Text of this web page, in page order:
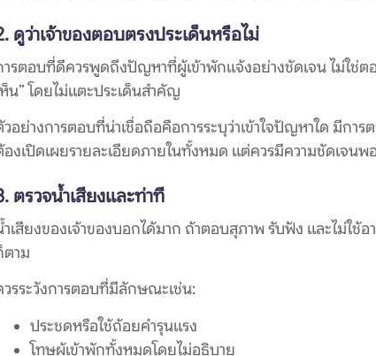
ดูว่าเจ้าของตอบตรงประเด็นหรือไม่
ารตอบที่ดีควรพูดถึงปัญหาที่ผู้เข้าพักแจ้งอย่างชัดเจน ไม่ใช่
ห็น” โดยไม่แตะประเด็นสำคัญ
วอย่างการตอบที่น่าเชื่อถือคือการระบุว่าเข้าใจปัญหาใด มีการ
องเปิดเผยรายละเอียดภายในทั้งหมด แต่ควรมีความชัดเจน
ตรวจน้ำเสียงและท่าที
เสียงของเจ้าของบอกได้มาก ถ้าตอบสุภาพ รับฟัง และไม่ใ
ตาม
วรระวังการตอบที่มีลักษณะเช่น:
ประชดหรือใช้ถ้อยคำรุนแรง
โทษผู้เข้าพักทั้งหมดโดยไม่อธิบาย